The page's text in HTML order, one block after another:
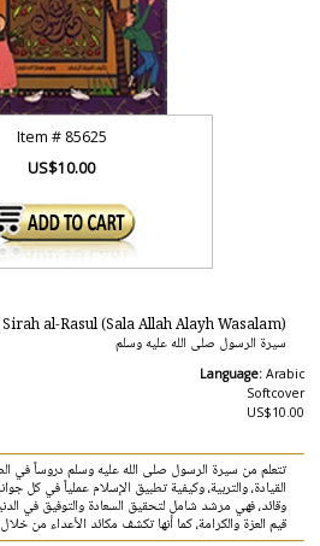
Item # 85625
US$10.00
سيرة الرسول صلى الله عليه وسلم
Language: Arabic
Softcover
US$10.00
تتعلم من سيرة الرسول صلى الله عليه وسلم دروساً في
القيادة، والتربية، وكيفية تطبيق الإسلام عملياً في كل
وقائد، فهي مرشد شامل لتحقيق السعادة والتوفيق في
قيم العزة والكرامة، كما أنها تكشف مكائد الأعداء من